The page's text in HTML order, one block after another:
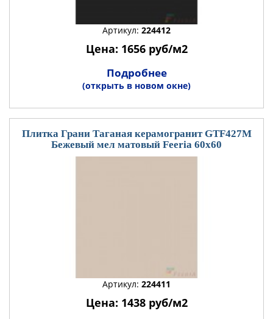
Артикул: 224412
Цена: 1656 руб/м2
Подробнее
(открыть в новом окне)
Плитка Грани Таганая керамогранит GTF427М
Бежевый мел матовый Feeria 60x60
Артикул: 224411
Цена: 1438 руб/м2